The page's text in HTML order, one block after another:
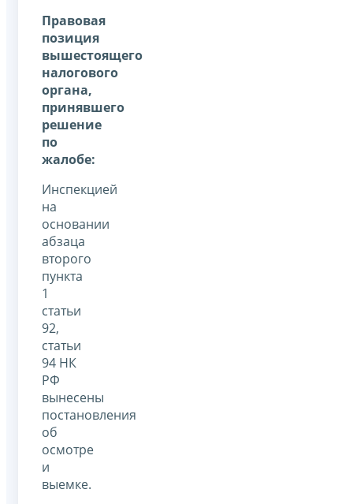
Правовая
позиция
вышестоящего
налогового
органа,
принявшего
решение
по
жалобе:
Инспекцией
на
основании
абзаца
второго
пункта
1
статьи
92,
статьи
94 НК
РФ
вынесены
постановления
об
осмотре
и
выемке.